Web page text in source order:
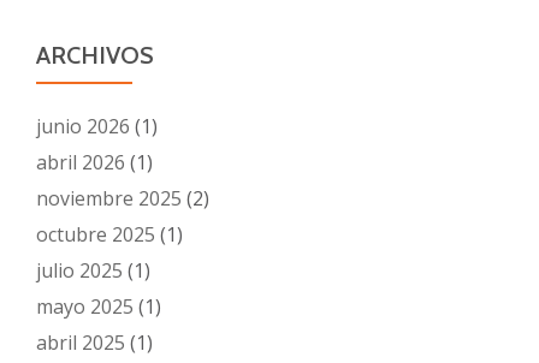
ARCHIVOS
junio 2026 (1)
abril 2026 (1)
noviembre 2025 (2)
octubre 2025 (1)
julio 2025 (1)
mayo 2025 (1)
abril 2025 (1)